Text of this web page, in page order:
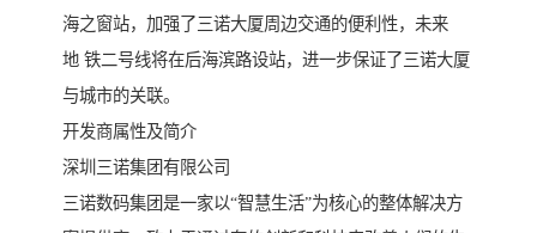
海之窗站，加强了三诺大厦周边交通的便利性，未来
地 铁二号线将在后海滨路设站，进一步保证了三诺大厦
与城市的关联。
开发商属性及简介
深圳三诺集团有限公司
三诺数码集团是一家以“智慧生活”为核心的整体解决方